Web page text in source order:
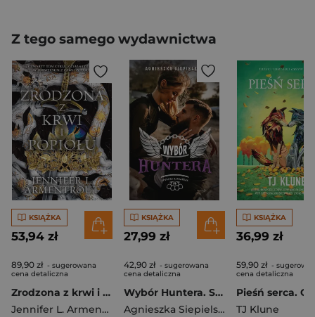
Z tego samego wydawnictwa
KSIĄŻKA
53,94 zł
89,90 zł - sugerowana
cena detaliczna
Zrodzona z krwi i popiołu. Z ciała i ognia. Tom 4
Jennifer L. Armentrout
KSIĄŻKA
27,99 zł
42,90 zł - sugerowana
cena detaliczna
Wybór Huntera. Sinners&Reapers
Agnieszka Siepielska
KSIĄŻKA
36,99 zł
59,90 zł -
cena detaliczna
TJ Klune